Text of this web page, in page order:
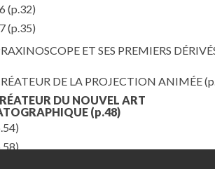
(p.32)
(p.35)
ET SES PREMIERS
DE LA PROJECTION ANIMÉE
DU NOUVEL ART
(p.48)